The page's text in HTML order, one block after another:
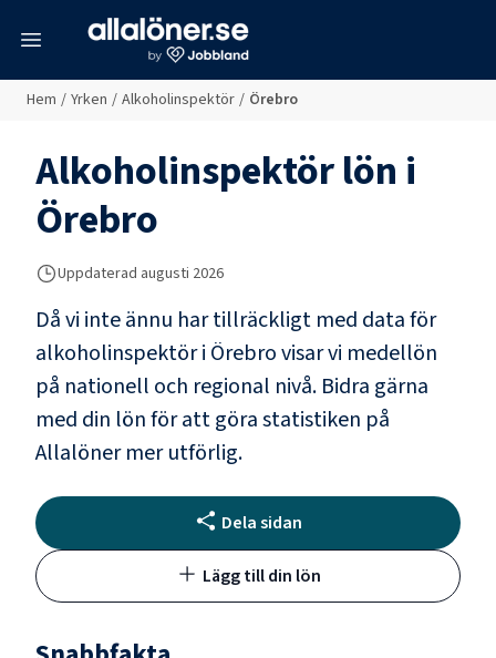
Hem / Yrken / Alkoholinspektör / Örebro
Alkoholinspektörlön i
Örebro
Uppdaterad augusti 2026
Då vi inte ännu har tillräckligt med data för
alkoholinspektöri Örebrovisar vi medellön
på nationell och regional nivå. Bidra gärna
med din lön för att göra statistiken på
Allalöner mer utförlig.
Dela sidan
Lägg till din lön